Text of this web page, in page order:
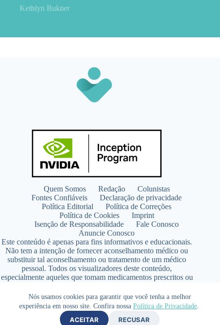
Nós usamos cookies para garantir que você tenha a melhor
experiência em nosso site. Confira nossa Política de Privacidade.
ACEITAR RECUSAR
Kethlyn Bukner
Quem Somos Redação
Colunistas
Fontes Confiáveis
Declaração de privacidade
Política Editorial
Política de Correções
Política de Cookies
Imprint
Isenção de Responsabilidade
Fale Conosco
Anuncie Conosco
Este conteúdo é apenas para fins informativos e educacionais.
Não tem a intenção de fornecer aconselhamento médico ou
substituir tal aconselhamento ou tratamento de um médico
pessoal. Todos os visualizadores deste conteúdo,
especialmente aqueles que tomam medicamentos prescritos ou
qualquer programa de nutrição, suplementação ou estilo de
vida.
Copyright © 2026 - SaúdeLAB.com pertence ao grupo